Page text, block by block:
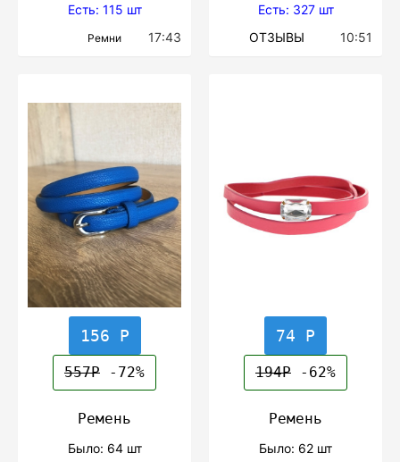
Есть: 115 шт
Ремни 17:43
Есть: 327 шт
ОТЗЫВЫ
10:51
156 Р
557Р -72%
Ремень
Было: 64 шт
74 Р
194Р -62%
Ремень
Было: 62 шт